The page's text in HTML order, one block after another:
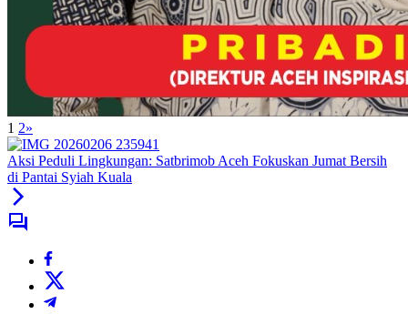
1 2»
Aksi Peduli Lingkungan: Satbrimob Aceh Fokuskan Jumat Bersih
di Pantai Syiah Kuala